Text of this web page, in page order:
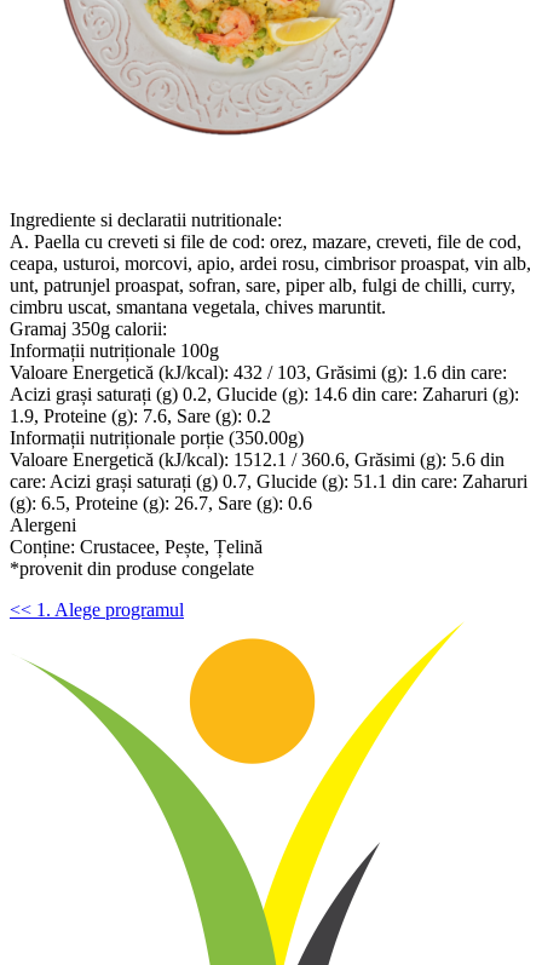
Ingrediente si declaratii nutritionale:
A. Paella cu creveti si file de cod: orez, mazare, creveti, file de cod,
ceapa, usturoi, morcovi, apio, ardei rosu, cimbrisor proaspat, vin alb,
unt, patrunjel proaspat, sofran, sare, piper alb, fulgi de chilli, curry,
cimbru uscat, smantana vegetala, chives maruntit.
Gramaj 350g calorii:
Informații nutriționale 100g
Valoare Energetică (kJ/kcal): 432 / 103, Grăsimi (g): 1.6 din care:
Acizi grași saturați (g) 0.2, Glucide (g): 14.6 din care: Zaharuri (g):
1.9, Proteine (g): 7.6, Sare (g): 0.2
Informații nutriționale porție (350.00g)
Valoare Energetică (kJ/kcal): 1512.1 / 360.6, Grăsimi (g): 5.6 din
care: Acizi grași saturați (g) 0.7, Glucide (g): 51.1 din care: Zaharuri
(g): 6.5, Proteine (g): 26.7, Sare (g): 0.6
Alergeni
Conține: Crustacee, Pește, Țelină
*provenit din produse congelate
<< 1. Alege programul